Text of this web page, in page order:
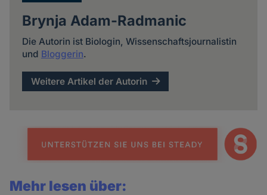
Brynja Adam-Radmanic
Die Autorin ist Biologin, Wissenschaftsjournalistin
und Bloggerin.
Weitere Artikel der Autorin
Mehr lesen über: